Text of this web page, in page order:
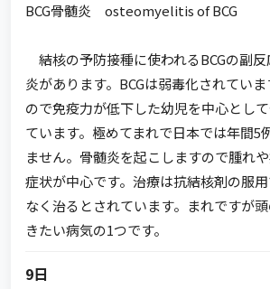
BCG骨髄炎 osteomyelitis of BCG
結核の予防接種に使われるBCGの副反
炎があります。BCGは弱毒化されてい
ので免疫力が低下した幼児を中心とし
ています。極めてまれで日本では年間5
ません。骨髄炎を起こしますので腫れ
症状が中心です。治療は抗結核剤の服
なく治るとされています。まれですが
きたい病気の1つです。
9日